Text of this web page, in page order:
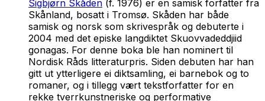
Sigbjørn Skåden (f. 1976) er en samisk forfatter fra
Skånland, bosatt i Tromsø. Skåden har både
samisk og norsk som skrivespråk og debuterte i
2004 med det episke langdiktet Skuovvadeddjiid
gonagas. For denne boka ble han nominert til
Nordisk Råds litteraturpris. Siden debuten har han
gitt ut ytterligere ei diktsamling, ei barnebok og to
romaner, og i tillegg vært tekstforfatter for en
rekke tverrkunstneriske og performative